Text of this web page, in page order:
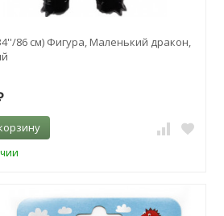
86 см) Фигура, Маленький дракон,